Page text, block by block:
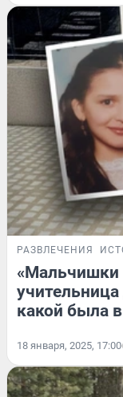
РАЗВЛЕЧЕНИЯ
«Мальчишки
какой была
18 января, 2025, 17:00